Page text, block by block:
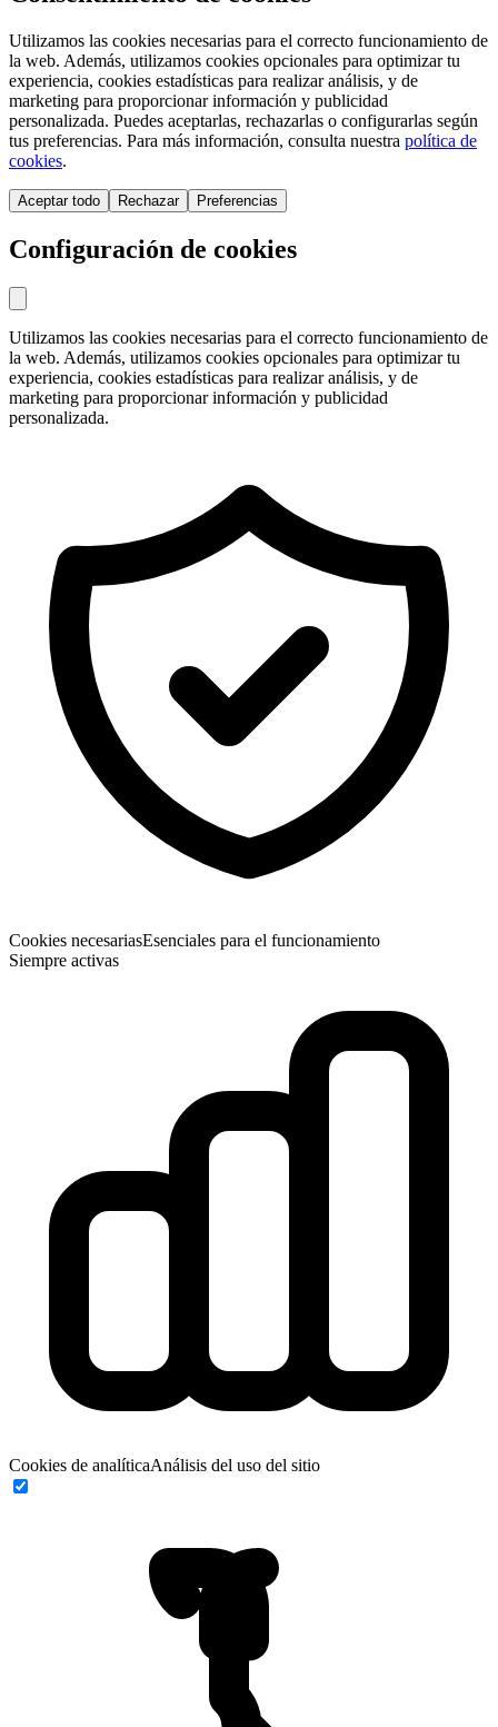
Utilizamos las cookies necesarias para el correcto funcionamiento de
la web. Además, utilizamos cookies opcionales para optimizar tu
experiencia, cookies estadísticas para realizar análisis, y de
marketing para proporcionar información y publicidad
personalizada. Puedes aceptarlas, rechazarlas o configurarlas según
tus preferencias. Para más información, consulta nuestra política de
cookies.
Aceptar todo Rechazar Preferencias
Configuración de cookies
Utilizamos las cookies necesarias para el correcto funcionamiento de
la web. Además, utilizamos cookies opcionales para optimizar tu
experiencia, cookies estadísticas para realizar análisis, y de
marketing para proporcionar información y publicidad
personalizada.
Cookies necesariasEsenciales para el funcionamiento
Siempre activas
Cookies de analíticaAnálisis del uso del sitio